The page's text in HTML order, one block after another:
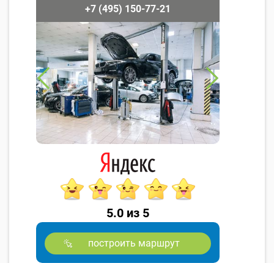
+7 (495) 150-77-21
5.0 из 5
построить маршрут